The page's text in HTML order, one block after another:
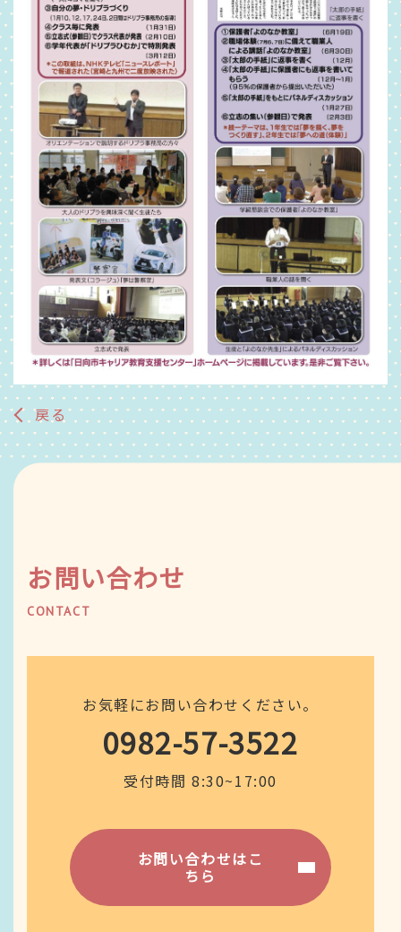
戻る
お問い合わせ
CONTACT
お気軽にお問い合わせください。
0982-57-3522
受付時間 8:30~17:00
お問い合わせはこ
ちら